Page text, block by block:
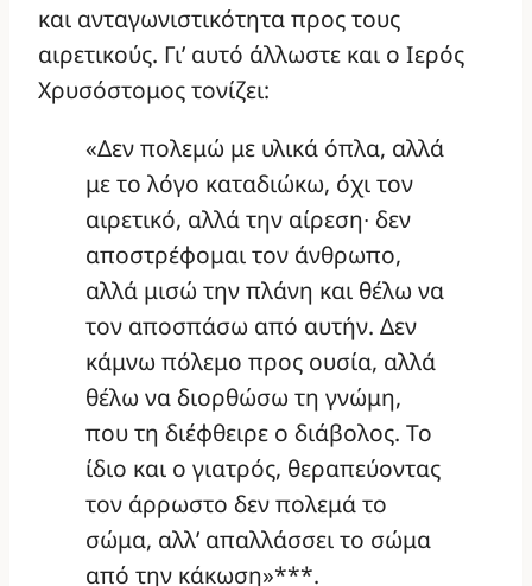
και ανταγωνιστικότητα προς τους
αιρετικούς. Γι’ αυτό άλλωστε και ο Ιερός
Χρυσόστομος τονίζει:
«Δεν πολεμώ με υλικά όπλα, αλλά
με το λόγο καταδιώκω, όχι τον
αιρετικό, αλλά την αίρεση∙ δεν
αποστρέφομαι τον άνθρωπο,
αλλά μισώ την πλάνη και θέλω να
τον αποσπάσω από αυτήν. Δεν
κάμνω πόλεμο προς ουσία, αλλά
θέλω να διορθώσω τη γνώμη,
που τη διέφθειρε ο διάβολος. Το
ίδιο και ο γιατρός, θεραπεύοντας
τον άρρωστο δεν πολεμά το
σώμα, αλλ’ απαλλάσσει το σώμα
από την κάκωση»***.